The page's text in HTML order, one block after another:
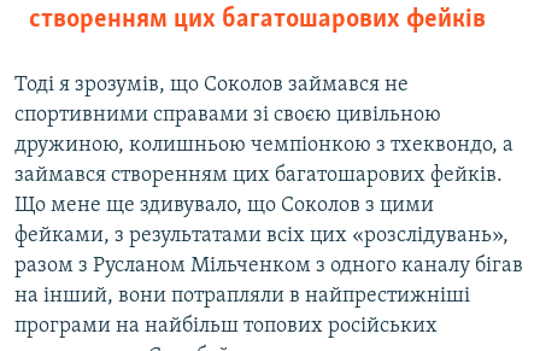
створенням цих багатошарових фейків
Тоді я зрозумів, що Соколов займався не
спортивними справами зі своєю цивільною
дружиною, колишньою чемпіонкою з тхеквондо, а
займався створенням цих багатошарових фейків.
Що мене ще здивувало, що Соколов з цими
фейками, з результатами всіх цих «розслідувань»,
разом з Русланом Мільченком з одного каналу бігав
на інший, вони потрапляли в найпрестижніші
програми на найбільш топових російських